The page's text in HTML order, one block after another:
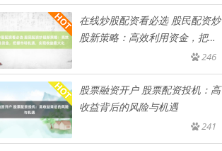
在线炒股配资看必选 股民配资炒
股新策略：高效利用资金，把握
246
股票融资开户 股票配资投机：高
收益背后的风险与机遇
241